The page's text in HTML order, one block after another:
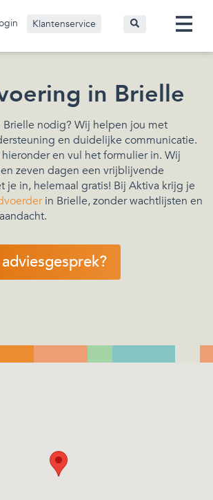
Klantenservice
in Brielle
nodig? Wij helpen jou met
en duidelijke communicatie.
en vul het formulier in. Wij
zeven dagen een vrijblijvende
je in, helemaal gratis! Bij Aktiva krijg je
in Brielle, zonder wachtlijsten en